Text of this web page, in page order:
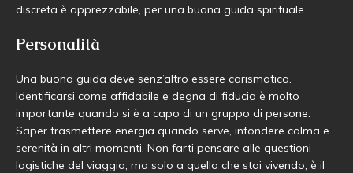
discreta è apprezzabile, per una buona guida spirituale.
Personalità
Una buona guida deve senz’altro essere carismatica.
Identificarsi come affidabile e degna di fiducia è molto
importante quando si è a capo di un gruppo di persone.
Saper trasmettere energia quando serve, infondere calma e
serenità in altri momenti. Non farti pensare alle questioni
logistiche del viaggio, ma solo a quello che stai vivendo, è il